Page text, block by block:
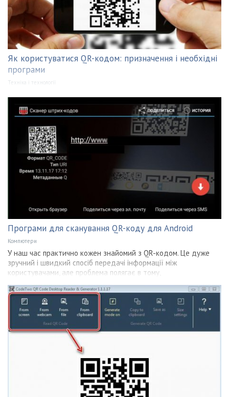
Як користуватися QR-кодом: призначення і необхідні
програми
Техніка і технології
Програми для сканування QR-коду для Android
Компютери
У наш час практично кожен знайомий з QR-кодом. Це дуже
зручний і швидкий спосіб передачі інформації між
користувачами, але проблема полягає в тому,